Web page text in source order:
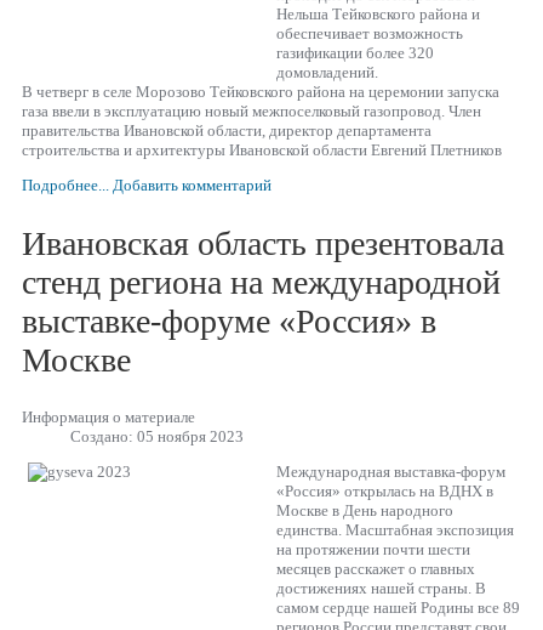
Нельша Тейковского района и
обеспечивает возможность
газификации более 320
домовладений.
В четверг в селе Морозово Тейковского района на церемонии запуска
газа ввели в эксплуатацию новый межпоселковый газопровод. Член
правительства Ивановской области, директор департамента
строительства и архитектуры Ивановской области Евгений Плетников
Подробнее... Добавить комментарий
Ивановская область презентовала
стенд региона на международной
выставке-форуме «Россия» в
Москве
Информация о материале
Создано: 05 ноября 2023
Международная выставка-форум
«Россия» открылась на ВДНХ в
Москве в День народного
единства. Масштабная экспозиция
на протяжении почти шести
месяцев расскажет о главных
достижениях нашей страны. В
самом сердце нашей Родины все 89